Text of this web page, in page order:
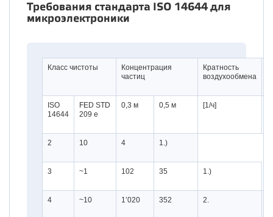
Требования стандарта ISO 14644 для
микроэлектроники
Класс чистоты
Концентрация
частиц
Кратность
воздухообмена
ISO
14644
FED STD
209 e
0,3 м 0,5 м [1/ч]
2 10 4 1.)
3 ~1 102 35 1.)
4 ~10 1’020 352 2.